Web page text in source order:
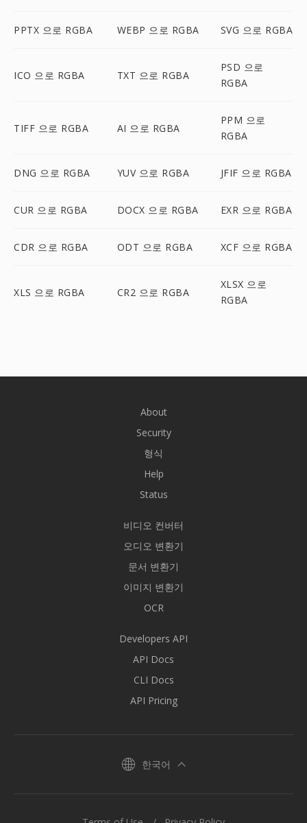
PPTX 으로 RGBA WEBP 으로 RGBA SVG 으로 RGBA
ICO 으로 RGBA TXT 으로 RGBA
PSD 으로
RGBA
TIFF 으로 RGBA AI 으로 RGBA
PPM 으로
RGBA
DNG 으로 RGBA YUV 으로 RGBA JFIF 으로 RGBA
CUR 으로 RGBA DOCX 으로 RGBA EXR 으로 RGBA
CDR 으로 RGBA ODT 으로 RGBA XCF 으로 RGBA
XLS 으로 RGBA CR2 으로 RGBA
XLSX 으로
RGBA
About
Security
형식
Help
Status
비디오 컨버터
오디오 변환기
문서 변환기
이미지 변환기
OCR
Developers API
API Docs
CLI Docs
API Pricing
한국어